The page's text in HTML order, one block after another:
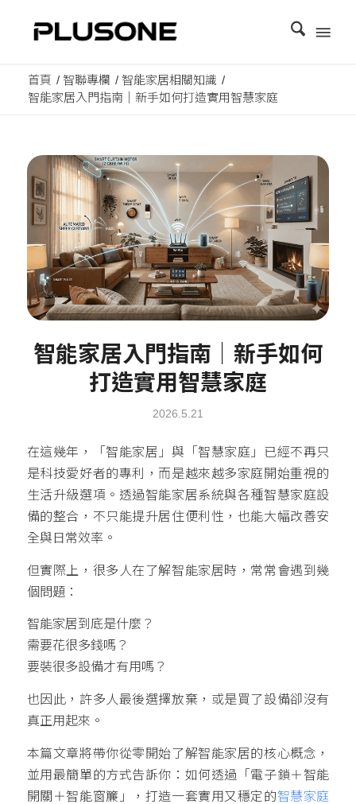
首頁 / 智聯專欄 / 智能家居相關知識 /
智能家居入門指南｜新手如何打造實用智慧家庭
智能家居入門指南｜新手如何
打造實用智慧家庭
2026.5.21
在這幾年，「智能家居」與「智慧家庭」已經不再只
是科技愛好者的專利，而是越來越多家庭開始重視的
生活升級選項。透過智能家居系統與各種智慧家庭設
備的整合，不只能提升居住便利性，也能大幅改善安
全與日常效率。
但實際上，很多人在了解智能家居時，常常會遇到幾
個問題：
智能家居到底是什麼？
需要花很多錢嗎？
要裝很多設備才有用嗎？
也因此，許多人最後選擇放棄，或是買了設備卻沒有
真正用起來。
本篇文章將帶你從零開始了解智能家居的核心概念，
並用最簡單的方式告訴你：如何透過「電子鎖＋智能
開關＋智能窗簾」，打造一套實用又穩定的智慧家庭